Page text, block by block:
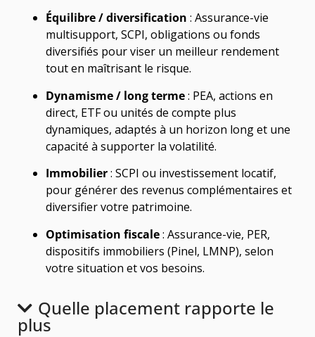
Équilibre / diversification : Assurance-vie
multisupport, SCPI, obligations ou fonds
diversifiés pour viser un meilleur rendement
tout en maîtrisant le risque.
Dynamisme / long terme: PEA, actions en
direct, ETF ou unités de compte plus
dynamiques, adaptés à un horizon long et une
capacité à supporter la volatilité.
Immobilier: SCPI ou investissement locatif,
pour générer des revenus complémentaires et
diversifier votre patrimoine.
Optimisation fiscale: Assurance-vie, PER,
dispositifs immobiliers (Pinel, LMNP), selon
votre situation et vos besoins.
Quelle placement rapporte le
plus